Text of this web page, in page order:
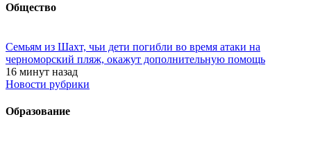
Общество
Семьям из Шахт, чьи дети погибли во время атаки на
черноморский пляж, окажут дополнительную помощь
16 минут назад
Новости рубрики
Образование